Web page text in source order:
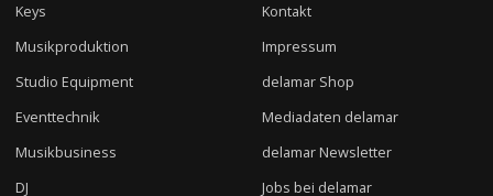
Keys
Musikproduktion
Studio Equipment
Eventtechnik
Musikbusiness
DJ
Kontakt
Impressum
delamar Shop
Mediadaten delamar
delamar Newsletter
Jobs bei delamar